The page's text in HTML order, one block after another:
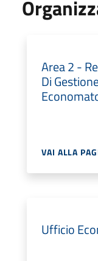
Area 2 -
Di
VAI ALLA
Ufficio